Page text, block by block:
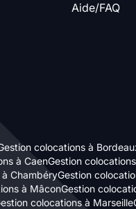
Aide/FAQ
colocations à
à CaenGestion
ChambéryGestion
à MâconGestion
colocations à Marseille